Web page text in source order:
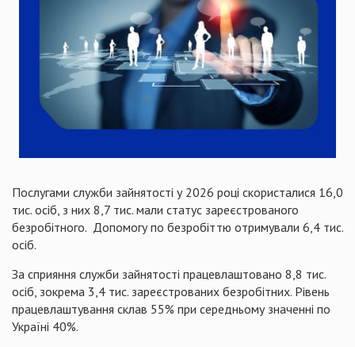
Послугами служби зайнятості у 2026 році скористалися 16,0
тис. осіб, з них 8,7 тис. мали статус зареєстрованого
безробітного. Допомогу по безробіттю отримували 6,4 тис.
осіб.
За сприяння служби зайнятості працевлаштовано 8,8 тис.
осіб, зокрема 3,4 тис. зареєстрованих безробітних. Рівень
працевлаштування склав 55% при середньому значенні по
Україні 40%.